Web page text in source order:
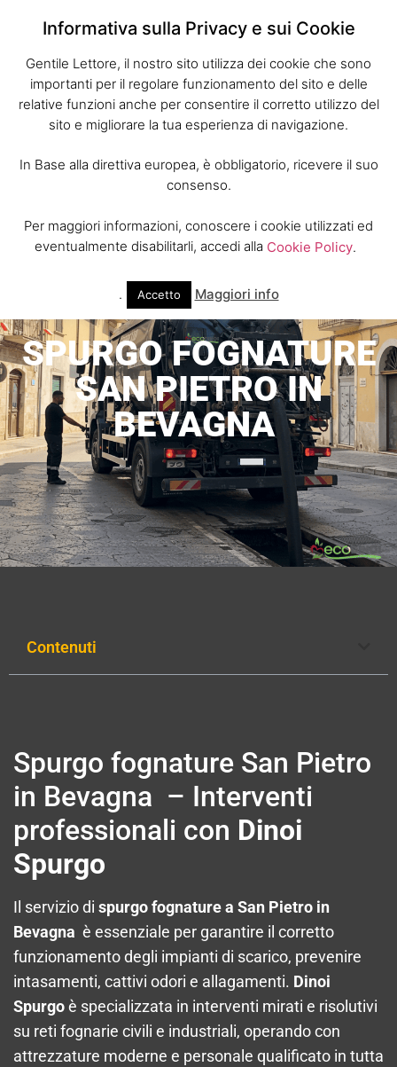
SPURGO FOGNATURE
SAN PIETRO IN
BEVAGNA
Contenuti
Spurgo fognature San Pietro
in Bevagna – Interventi
professionali con Dinoi
Spurgo
Il servizio di spurgo fognature a San Pietro in
Bevagna è essenziale per garantire il corretto
funzionamento degli impianti di scarico, prevenire
intasamenti, cattivi odori e allagamenti. Dinoi
Spurgoè specializzata in interventi mirati e risolutivi
su reti fognarie civili e industriali, operando con
attrezzature moderne e personale qualificato in tutta
Informativa sulla Privacy e sui Cookie
Gentile Lettore, il nostro sito utilizza dei cookie che sono
importanti per il regolare funzionamento del sito e delle
relative funzioni anche per consentire il corretto utilizzo del
sito e migliorare la tua esperienza di navigazione.
In Base alla direttiva europea, è obbligatorio, ricevere il suo
consenso.
Per maggiori informazioni, conoscere i cookie utilizzati ed
eventualmente disabilitarli, accedi alla Cookie Policy.
. Accetto Maggiori info